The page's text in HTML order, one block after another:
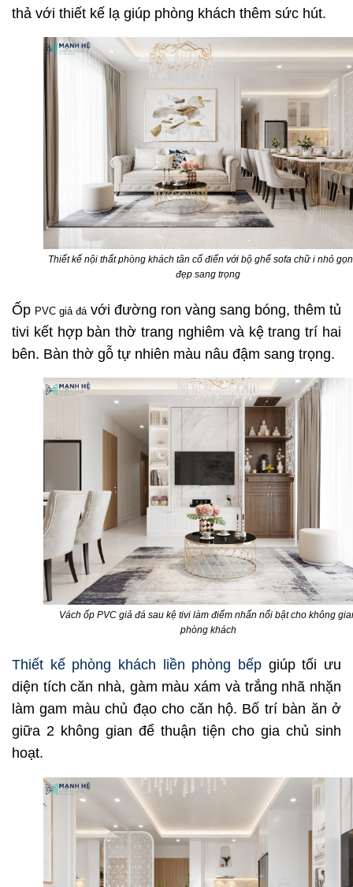
thả với thiết kế lạ giúp phòng khách thêm sức hút.
Thiết kế nội thất phòng khách tân cổ điển với bộ ghế sofa chữ i nhỏ
đẹp sang trọng
Ốp PVC giả đá với đường ron vàng sang bóng, thêm tủ
tivi kết hợp bàn thờ trang nghiêm và kệ trang trí hai
bên. Bàn thờ gỗ tự nhiên màu nâu đậm sang trọng.
Vách ốp PVC giả đá sau kệ tivi làm điểm nhấn nổi bật cho không
phòng khách
Thiết kế phòng khách liền phòng bếp giúp tối ưu
diện tích căn nhà, gàm màu xám và trắng nhã nhặn
làm gam màu chủ đạo cho căn hộ. Bố trí bàn ăn ở
giữa 2 không gian để thuận tiện cho gia chủ sinh
hoạt.